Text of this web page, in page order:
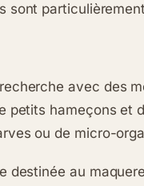
sont
avec des
petits hameçons et
ou de micro-
destinée au